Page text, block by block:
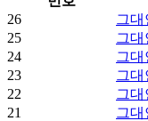
26
그
25
그
24
그
23
그
22
그
21
그